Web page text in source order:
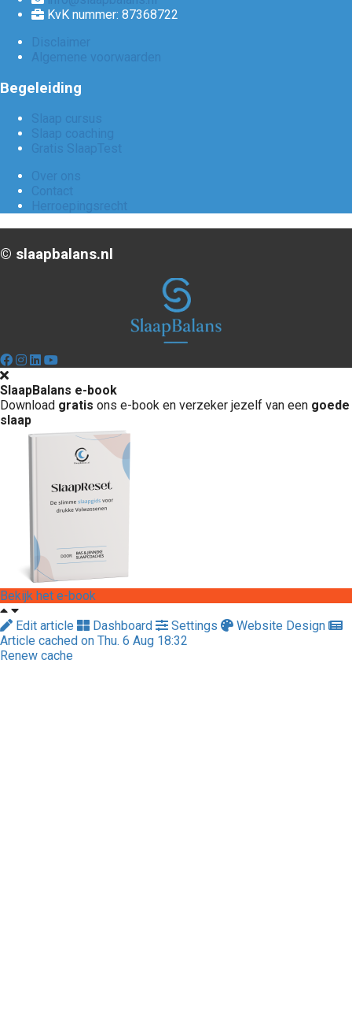
KvK nummer: 87368722
Begeleiding
©️ slaapbalans.nl
SlaapBalans e-book
Download gratis ons e-book en verzeker jezelf van een goede
slaap
Bekijk het e-book
Edit article
Dashboard Settings
Website Design
Article cached on Thu. 6 Aug 18:32
Renew cache